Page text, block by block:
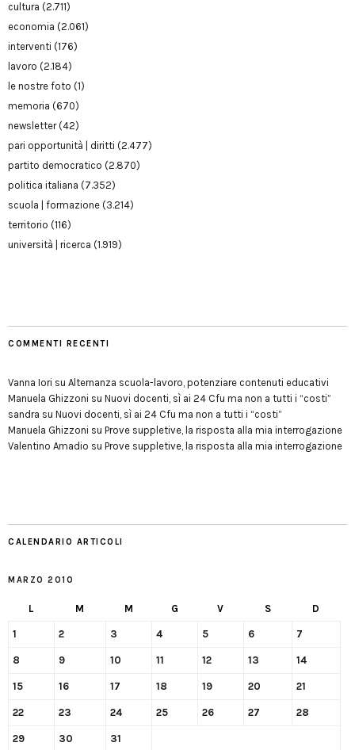
cultura (2.711)
economia (2.061)
interventi (176)
lavoro (2.184)
le nostre foto (1)
memoria (670)
newsletter(42)
pari opportunità | diritti (2.477)
partito democratico (2.870)
politica italiana (7.352)
scuola | formazione (3.214)
territorio (116)
università | ricerca (1.919)
COMMENTI RECENTI
Vanna Iori su Alternanza scuola-lavoro, potenziare contenuti educativi
Manuela Ghizzoni su Nuovi docenti, sì ai 24 Cfu ma non a tutti i “costi”
sandra su Nuovi docenti, sì ai 24 Cfu ma non a tutti i “costi”
Manuela Ghizzoni su Prove suppletive, la risposta alla mia interrogazione
Valentino Amadio su Prove suppletive, la risposta alla mia interrogazione
CALENDARIO ARTICOLI
MARZO 2010
L M M G V S D
1 2 3 4 5 6 7
8 9 10 11 12 13 14
15 16 17 18 19 20 21
22 23 24 25 26 27 28
29 30 31